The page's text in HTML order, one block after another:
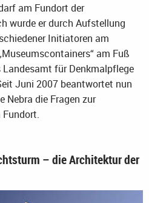
am Fundort der
wurde er durch Aufstellung
Initiatoren am
am Fuß
für Denkmalpflege
Juni 2007 beantwortet nun
Nebra die Fragen zur
– die Architektur der